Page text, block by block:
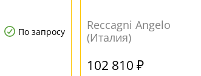
По запросу
Reccagni Angelo
(Италия)
102 810 ₽